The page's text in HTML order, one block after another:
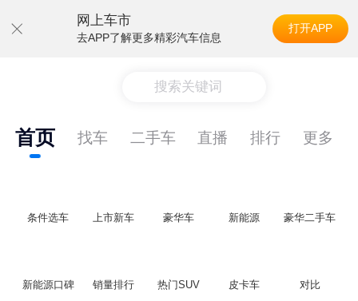
网上车市
去APP了解更多精彩汽车信息
打开APP
搜索关键词
首页 找车 二手车 直播 排行 更多
条件选车 上市新车 豪华车 新能源 豪华二手车
新能源口碑 销量排行 热门SUV 皮卡车 对比